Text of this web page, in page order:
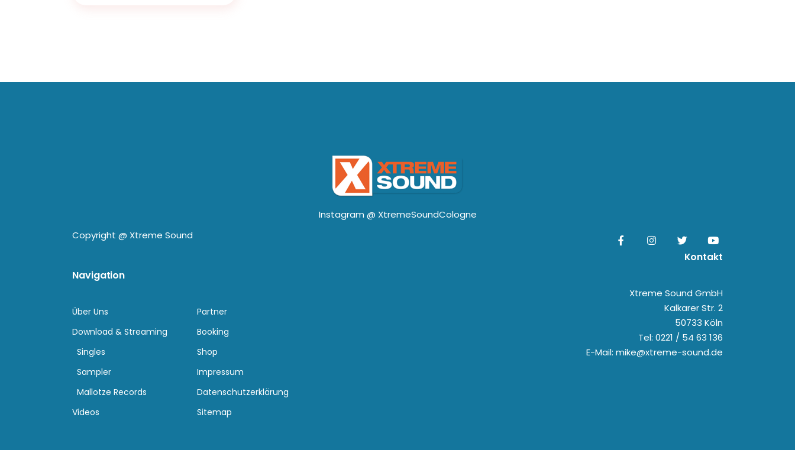
Instagram @ XtremeSoundCologne
Copyright @ Xtreme Sound
Navigation
Über Uns
Download & Streaming
Singles
Sampler
Mallotze Records
Videos
Partner
Booking
Shop
Impressum
Datenschutzerklärung
Sitemap
Kontakt
Xtreme Sound GmbH
Kalkarer Str. 2
50733 Köln
Tel: 0221 / 54 63 136
E-Mail: mike@xtreme-sound.de